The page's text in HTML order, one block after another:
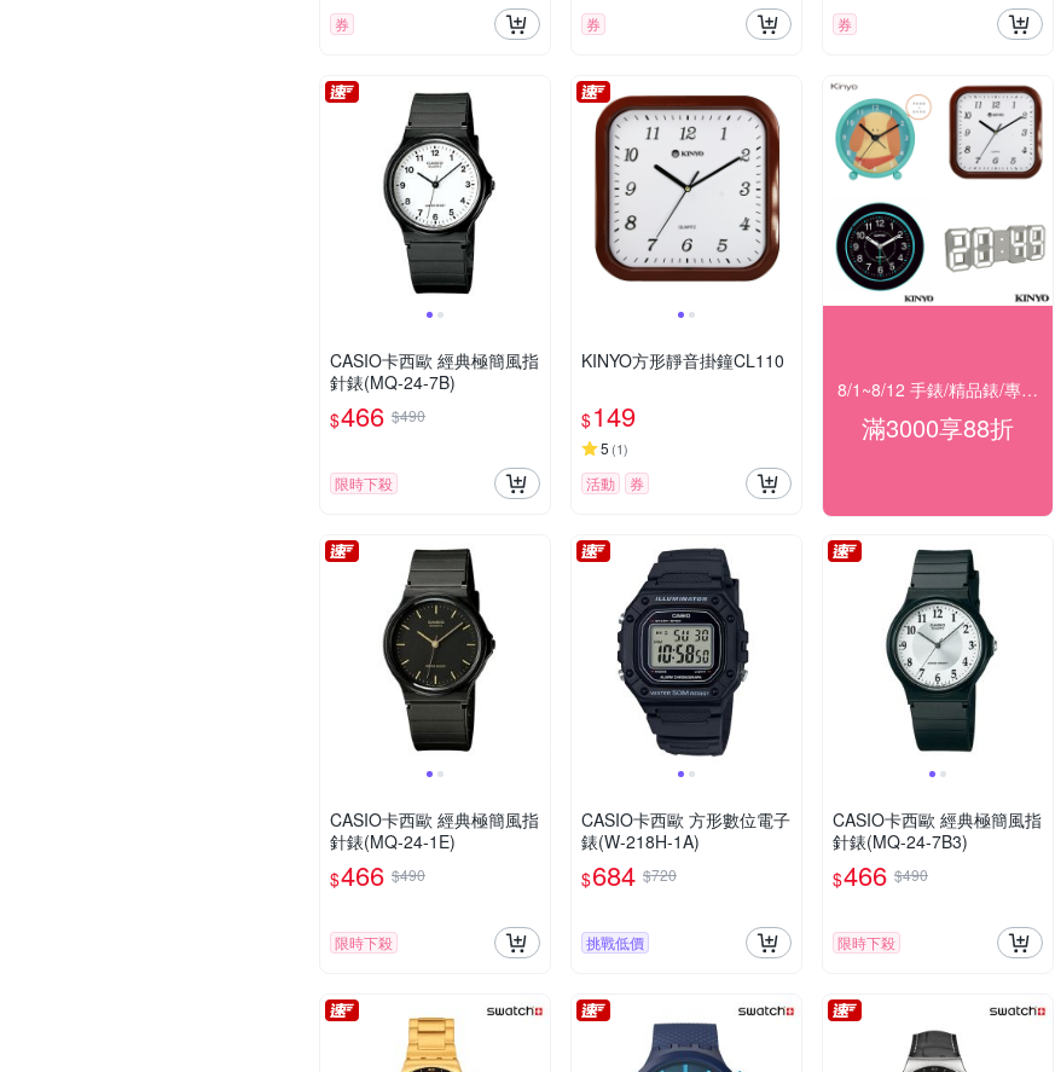
券 券 券
CASIO卡西歐 經典極簡風指
針錶(MQ-24-7B)
$466 $490
限時下殺
KINYO方形靜音掛鐘CL110
$149
5 (1)
活動 券
8/1~8/12 手錶/精品錶/專櫃飾品 指定商品滿$3000享88折
滿3000享88折
CASIO卡西歐 經典極簡風指
針錶(MQ-24-1E)
$466 $490
限時下殺
CASIO卡西歐 方形數位電子
錶(W-218H-1A)
$684 $720
挑戰低價
CASIO卡西歐 經典極簡風指
針錶(MQ-24-7B3)
$466 $490
限時下殺